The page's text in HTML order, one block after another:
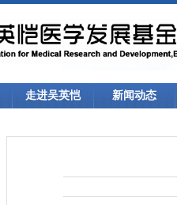
走进吴英恺 新闻动态